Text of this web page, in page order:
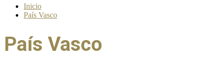
Inicio
País Vasco
País Vasco